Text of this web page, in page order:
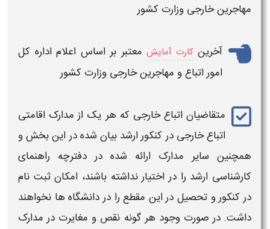
مهاجرینخارجی وزارت کشور
آخرینکارت آمایش معتبر بر اساس اعلام اداره کل
اموراتباعو مهاجرینخارجی وزارت کشور
متقاضیان اتباع خارجی که هر یک از مدارک اقامتی
اتباع خارجی در کنکور ارشد بیان شده در این بخش و
همچنین سایر مدارک ارائه شده در دفترچه راهنمای
کارشناسی ارشد را در اختیار نداشته باشند، امکان ثبت نام
در کنکورو تحصیل در این مقطع را در دانشگاه ها نخواهند
داشت. در صورت وجود هر گونه نقص و مغایرت در مدارک